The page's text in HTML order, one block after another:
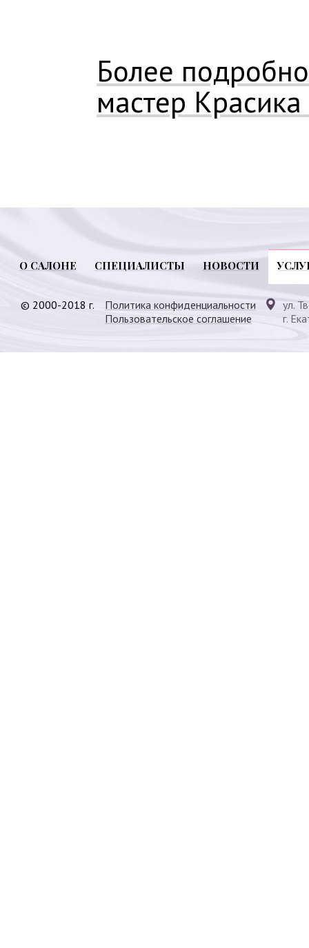
Более
мастер
О САЛОНЕ СПЕЦИАЛИСТЫ НОВОСТИ
© 2000-2018 г.
Политика конфиденциальности
Пользовательское соглашение
ул.
г.